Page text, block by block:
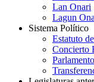
Lan Onari
Lagun
Sistema Político
Estatuto
Concierto